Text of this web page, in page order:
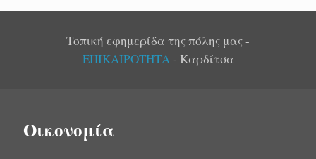
Τοπική εφημερίδα της πόλης μας -
ΕΠΙΚΑΙΡΟΤΗΤΑ- Καρδίτσα
Οικονομία